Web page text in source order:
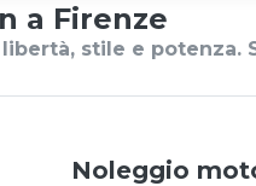
a Firenze
stile e potenza.
Noleggio